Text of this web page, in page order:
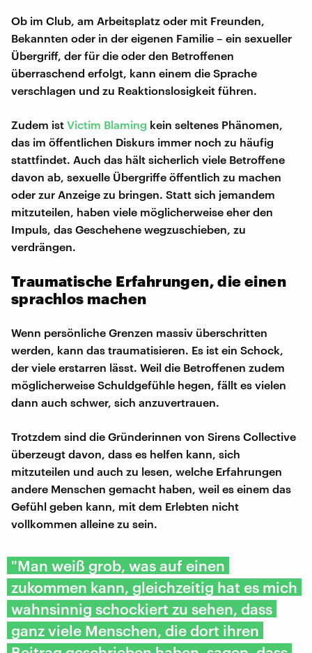
Ob im Club, am Arbeitsplatz oder mit Freunden,
Bekannten oder in der eigenen Familie – ein sexueller
Übergriff, der für die oder den Betroffenen
überraschend erfolgt, kann einem die Sprache
verschlagen und zu Reaktionslosigkeit führen.
Zudem ist Victim Blaming kein seltenes Phänomen,
das im öffentlichen Diskurs immer noch zu häufig
stattfindet. Auch das hält sicherlich viele Betroffene
davon ab, sexuelle Übergriffe öffentlich zu machen
oder zur Anzeige zu bringen. Statt sich jemandem
mitzuteilen, haben viele möglicherweise eher den
Impuls, das Geschehene wegzuschieben, zu
verdrängen.
Traumatische Erfahrungen, die einen
sprachlos machen
Wenn persönliche Grenzen massiv überschritten
werden, kann das traumatisieren. Es ist ein Schock,
der viele erstarren lässt. Weil die Betroffenen zudem
möglicherweise Schuldgefühle hegen, fällt es vielen
dann auch schwer, sich anzuvertrauen.
Trotzdem sind die Gründerinnen von Sirens Collective
überzeugt davon, dass es helfen kann, sich
mitzuteilen und auch zu lesen, welche Erfahrungen
andere Menschen gemacht haben, weil es einem das
Gefühl geben kann, mit dem Erlebten nicht
vollkommen alleine zu sein.
"Man weiß grob, was auf einen
zukommen kann, gleichzeitig hat es mich
wahnsinnig schockiert zu sehen, dass
ganz viele Menschen, die dort ihren